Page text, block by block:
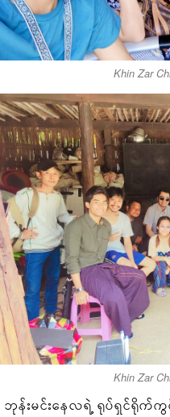
Khin Zar
Khin Zar
ဘုန်းမင်းနေလရဲ့ ရုပ်ရှင်ရိုက်ကွ